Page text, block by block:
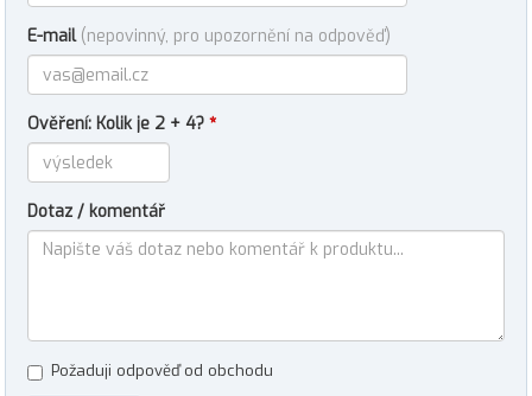
E-mail (nepovinný, pro upozornění na odpověď)
Ověření: Kolik je 2 + 4? *
Dotaz / komentář
Požaduji odpověď od obchodu